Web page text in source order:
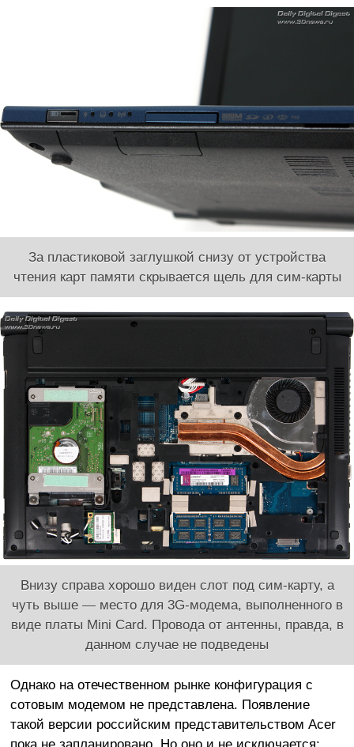
За пластиковой заглушкой снизу от устройства
чтения карт памяти скрывается щель для сим-карты
Внизу справа хорошо виден слот под сим-карту, а
чуть выше — место для 3G-модема, выполненного в
виде платы Mini Card. Провода от антенны, правда, в
данном случае не подведены
Однако на отечественном рынке конфигурация с
сотовым модемом не представлена. Появление
такой версии российским представительством Acer